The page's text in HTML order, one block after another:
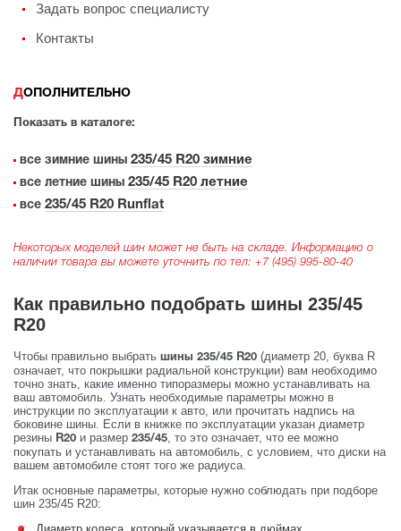
Задать вопрос специалисту
Контакты
ДОПОЛНИТЕЛЬНО
Показать в каталоге:
все зимние шины 235/45 R20 зимние
все летние шины 235/45 R20 летние
все 235/45 R20 Runflat
Некоторых моделей шин может не быть на складе. Информацию о
наличии товара вы можете уточнить по тел: +7 (495) 995-80-40
Как правильно подобрать шины 235/45
R20
Чтобы правильно выбрать шины 235/45 R20 (диаметр 20, буква R
означает, что покрышки радиальной конструкции) вам необходимо
точно знать, какие именно типоразмеры можно устанавливать на
ваш автомобиль. Узнать необходимые параметры можно в
инструкции по эксплуатации к авто, или прочитать надпись на
боковине шины. Если в книжке по эксплуатации указан диаметр
резины R20 и размер 235/45, то это означает, что ее можно
покупать и устанавливать на автомобиль, с условием, что диски на
вашем автомобиле стоят того же радиуса.
Итак основные параметры, которые нужно соблюдать при подборе
шин 235/45 R20: